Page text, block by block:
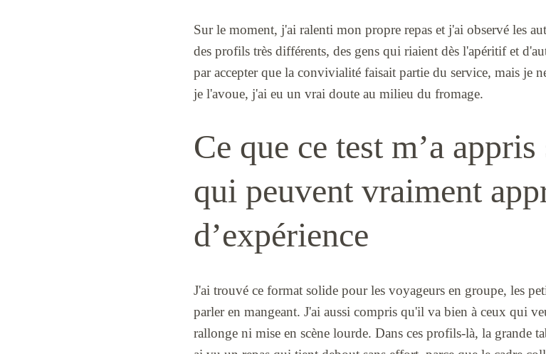
Sur le moment, j'ai ralenti mon propre repas et j'ai observé les
des profils très différents, des gens qui riaient dès l'apéritif et
par accepter que la convivialité faisait partie du service, mais je
je l'avoue, j'ai eu un vrai doute au milieu du fromage.
Ce que ce test m’a
qui peuvent vraiment
d’expérience
J'ai trouvé ce format solide pour les voyageurs en groupe, les
parler en mangeant. J'ai aussi compris qu'il va bien à ceux qui
rallonge ni mise en scène lourde. Dans ces profils-là, la grande